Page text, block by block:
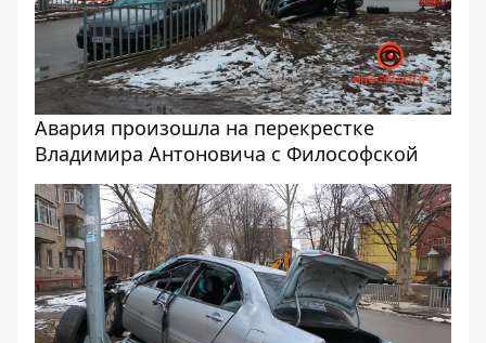
Авария произошла на перекрестке
Владимира Антоновича с Философской